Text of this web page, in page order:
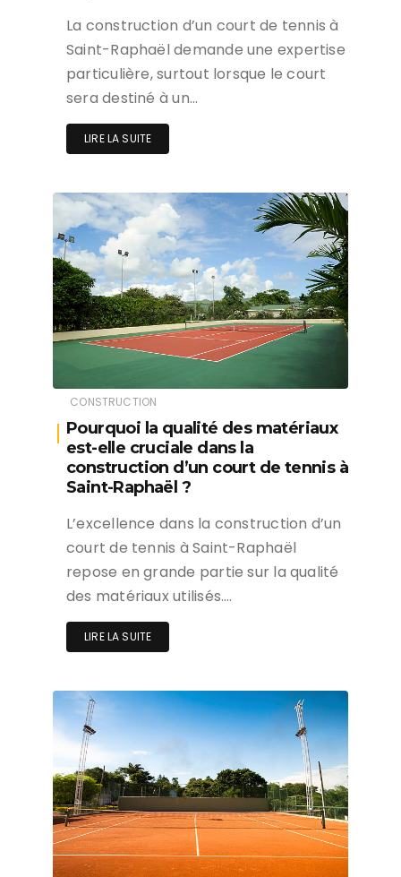
La construction d’un court de tennis à
Saint-Raphaël demande une expertise
particulière, surtout lorsque le court
sera destiné à un…
LIRE LA SUITE
CONSTRUCTION
Pourquoi la qualité des matériaux
est-elle cruciale dans la
construction d’un court de tennis à
Saint-Raphaël ?
L’excellence dans la construction d’un
court de tennis à Saint-Raphaël
repose en grande partie sur la qualité
des matériaux utilisés….
LIRE LA SUITE